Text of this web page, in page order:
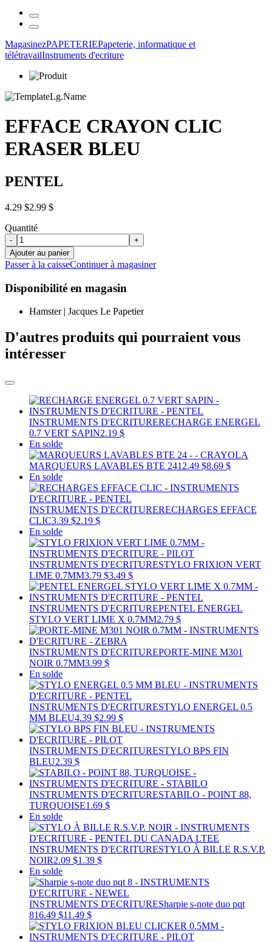
MagasinezPAPETERIEPapeterie, informatique et
télétravailInstruments d'ecriture
EFFACE CRAYON CLIC
ERASER BLEU
PENTEL
4.29 $2.99 $
Quantité
-
+
Ajouter au panier
Passer à la caisseContinuer à magasiner
Disponibilité en magasin
Hamster | Jacques Le Papetier
D'autres produits qui pourraient vous
intéresser
INSTRUMENTS D'ECRITURERECHARGE ENERGEL
0.7 VERT SAPIN2.19 $
En solde
MARQUEURS LAVABLES BTE 2412.49 $8.69 $
En solde
INSTRUMENTS D'ECRITURERECHARGES EFFACE
CLIC3.39 $2.19 $
En solde
INSTRUMENTS D'ECRITURESTYLO FRIXION VERT
LIME 0.7MM3.79 $3.49 $
INSTRUMENTS D'ECRITUREPENTEL ENERGEL
STYLO VERT LIME X 0.7MM2.79 $
INSTRUMENTS D'ECRITUREPORTE-MINE M301
NOIR 0.7MM3.99 $
En solde
INSTRUMENTS D'ECRITURESTYLO ENERGEL 0.5
MM BLEU4.39 $2.99 $
INSTRUMENTS D'ECRITURESTYLO BPS FIN
BLEU2.39 $
INSTRUMENTS D'ECRITURESTABILO - POINT 88,
TURQUOISE1.69 $
En solde
INSTRUMENTS D'ECRITURESTYLO À BILLE R.S.V.P.
NOIR2.09 $1.39 $
En solde
INSTRUMENTS D'ECRITURESharpie s-note duo pqt
816.49 $11.49 $